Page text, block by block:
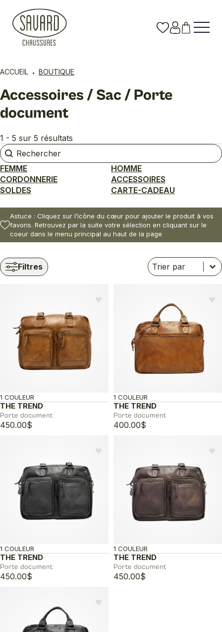
ACCUEIL BOUTIQUE
Accessoires / Sac / Porte
document
1 - 5 sur 5 résultats
Rechercher
Rechercher
FEMME
HOMME
CORDONNERIE
ACCESSOIRES
SOLDES
CARTE-CADEAU
Astuce : Cliquez sur l’icône du cœur pour ajouter le produit à vos
favoris. Retrouvez par la suite votre sélection en cliquant sur le
coeur dans le menu principal au haut de la page
Filtres Trier
Trier le contenu
Trier le contenu
♥︎
THE TREND
Porte document
1 COULEUR
450.00$
♥︎
THE TREND
Porte document
1 COULEUR
400.00$
♥︎
THE TREND
Porte document
1 COULEUR
450.00$
♥︎
THE TREND
Porte document
1 COULEUR
450.00$
♥︎